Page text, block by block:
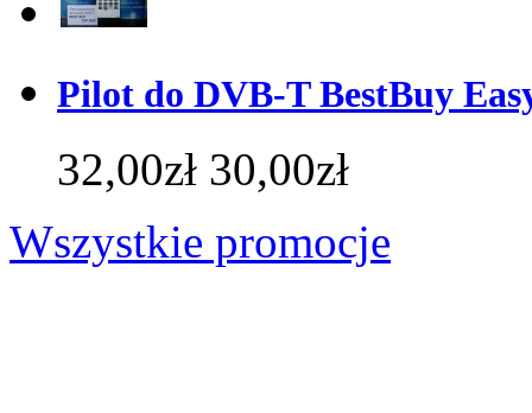
Pilot do DVB-T BestBuy
32,00zł 30,00zł
Wszystkie promocje